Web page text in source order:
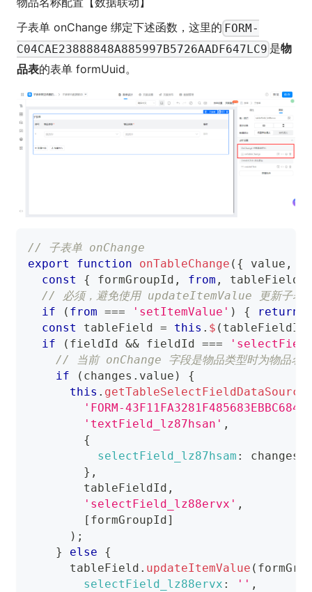
子表单 onChange 绑定下述函数，这里的 FORM-
C04CAE23888848A885997B5726AADF647LC9 是物
品表的表单 formUuid。
// 子表单 onChange
export
function onTableChange ( { value ,
const
{ formGroupId , from ,
// 必须，避免使用 updateItemValue 更新子表数
if
( from === 'setItemValue' ) { return
const
tableField = this . $ ( tableFieldId
if
( fieldId && fieldId ===
// 当前 onChange 字段是物品类型时为物品名
if
( changes . value )
{
this . getTableSelectFieldDataSource
'FORM-
'textField_lz87hsan' ,
{
selectField_lz87hsam : changes
} ,
        tableFieldId
,
'selectField_lz88ervx' ,
[ formGroupId]
) ;
}
else
{
      tableField
. updateItemValue (
selectField_lz88ervx : '' ,